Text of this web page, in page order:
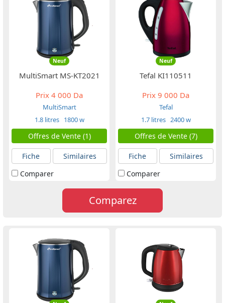
Neuf
MultiSmart MS-KT2021
Prix 4 000 Da
MultiSmart
1.8 litres 1800 w
Offres de Vente (1)
Fiche
Similaires
Comparer
Neuf
Tefal KI110511
Prix 9 000 Da
Tefal
1.7 litres 2400 w
Offres de Vente (7)
Fiche
Similaires
Comparer
Comparez